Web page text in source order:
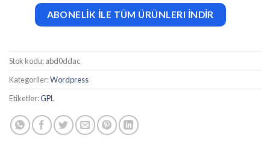
ABONELİK İLE TÜM ÜRÜNLERI İNDİR
Stok kodu:abd0ddac
Kategoriler:Wordpress
Etiketler:GPL